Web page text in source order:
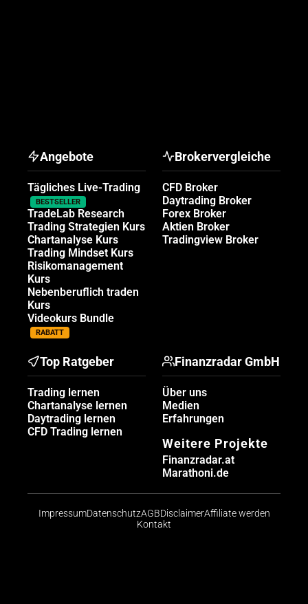
Angebote
Tägliches Live-Trading
BESTSELLER
TradeLab Research
Trading Strategien Kurs
Chartanalyse Kurs
Trading Mindset Kurs
Risikomanagement
Kurs
Nebenberuflich traden
Kurs
Videokurs Bundle
RABATT
Brokervergleiche
CFD Broker
Daytrading Broker
Forex Broker
Aktien Broker
Tradingview Broker
Top Ratgeber
Trading lernen
Chartanalyse lernen
Daytrading lernen
CFD Trading lernen
Finanzradar GmbH
Über uns
Medien
Erfahrungen
Weitere Projekte
Finanzradar.at
Marathoni.de
ImpressumDatenschutzAGBDisclaimerAffiliate werden
Kontakt